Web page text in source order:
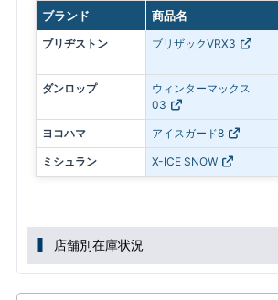
ブランド 商品名
ブリヂストン ブリザックVRX3
ダンロップ
ウィンターマックス
03
ヨコハマ アイスガード8
ミシュラン X-ICE SNOW
店舗別在庫状況